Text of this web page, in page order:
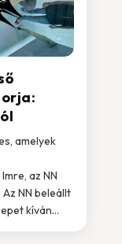
amelyek
az NN
NN beleállt
kíván...